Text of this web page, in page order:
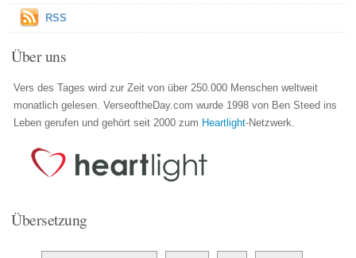
RSS
Über uns
Vers des Tages wird zur Zeit von über 250.000 Menschen weltweit
monatlich gelesen. VerseoftheDay.com wurde 1998 von Ben Steed ins
Leben gerufen und gehört seit 2000 zum Heartlight-Netzwerk.
Übersetzung